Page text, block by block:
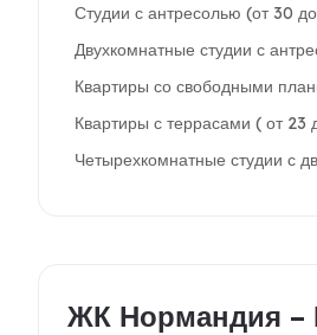
Студии с антресолью (от 30
Двухкомнатные студии с
Квартиры со свободными
Квартиры с террасами ( от 23
Четырехкомнатные студии с
ЖК Нормандия –